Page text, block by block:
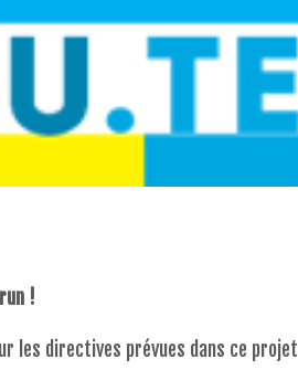
!
les directives prévues dans ce